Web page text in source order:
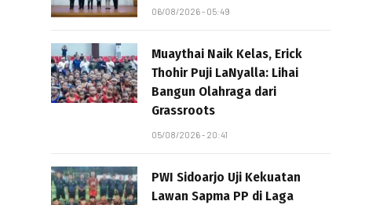
06/08/2026 - 05:49
Muaythai Naik Kelas, Erick
Thohir Puji LaNyalla: Lihai
Bangun Olahraga dari
Grassroots
05/08/2026 - 20:41
PWI Sidoarjo Uji Kekuatan
Lawan Sapma PP di Laga